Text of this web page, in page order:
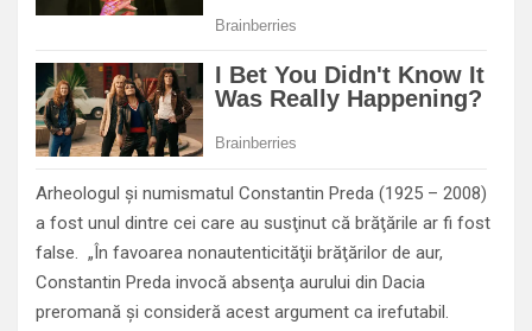
Arheologul şi numismatul Constantin Preda (1925 – 2008)
a fost unul dintre cei care au susţinut că brăţările ar fi fost
false. „În favoarea nonautenticităţii brăţărilor de aur,
Constantin Preda invocă absenţa aurului din Dacia
preromană şi consideră acest argument ca irefutabil.